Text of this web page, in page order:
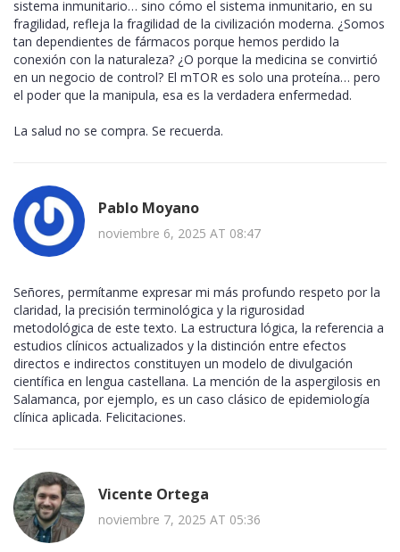
sistema inmunitario… sino cómo el sistema inmunitario, en su
fragilidad, refleja la fragilidad de la civilización moderna. ¿Somos
tan dependientes de fármacos porque hemos perdido la
conexión con la naturaleza? ¿O porque la medicina se convirtió
en un negocio de control? El mTOR es solo una proteína… pero
el poder que la manipula, esa es la verdadera enfermedad.
La salud no se compra. Se recuerda.
Pablo Moyano
noviembre 6, 2025 AT 08:47
Señores, permítanme expresar mi más profundo respeto por la
claridad, la precisión terminológica y la rigurosidad
metodológica de este texto. La estructura lógica, la referencia a
estudios clínicos actualizados y la distinción entre efectos
directos e indirectos constituyen un modelo de divulgación
científica en lengua castellana. La mención de la aspergilosis en
Salamanca, por ejemplo, es un caso clásico de epidemiología
clínica aplicada. Felicitaciones.
Vicente Ortega
noviembre 7, 2025 AT 05:36